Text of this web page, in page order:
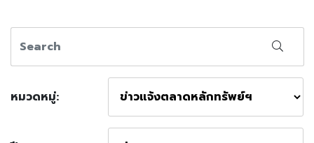
หมวดหมู่: